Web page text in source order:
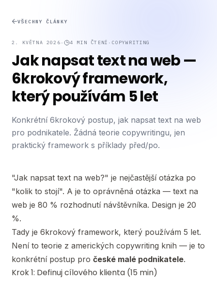
VŠECHNY ČLÁNKY
2. KVĚTNA 2026 · 4 MIN ČTENÍ · COPYWRITING
Jak napsat text na web —
6krokový framework,
který používám 5 let
Konkrétní 6krokový postup, jak napsat text na web
pro podnikatele. Žádná teorie copywritingu, jen
praktický framework s příklady před/po.
"Jak napsat text na web?" je nejčastější otázka po
"kolik to stojí". A je to oprávněná otázka — text na
web je 80 % rozhodnutí návštěvníka. Design je 20
%.
Tady je 6krokový framework, který používám 5 let.
Není to teorie z amerických copywriting knih — je to
konkrétní postup pro české malé podnikatele.
Krok 1: Definuj cílového klienta (15 min)